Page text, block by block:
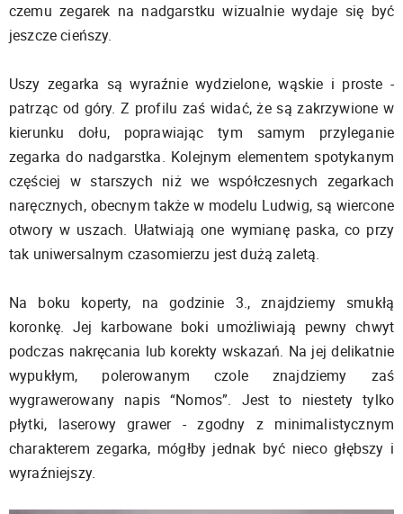
czemu zegarek na nadgarstku wizualnie wydaje się być
jeszcze cieńszy.
Uszy zegarka są wyraźnie wydzielone, wąskie i proste -
patrząc od góry. Z profilu zaś widać, że są zakrzywione w
kierunku dołu, poprawiając tym samym przyleganie
zegarka do nadgarstka. Kolejnym elementem spotykanym
częściej w starszych niż we współczesnych zegarkach
naręcznych, obecnym także w modelu Ludwig, są wiercone
otwory w uszach. Ułatwiają one wymianę paska, co przy
tak uniwersalnym czasomierzu jest dużą zaletą.
Na boku koperty, na godzinie 3., znajdziemy smukłą
koronkę. Jej karbowane boki umożliwiają pewny chwyt
podczas nakręcania lub korekty wskazań. Na jej delikatnie
wypukłym, polerowanym czole znajdziemy zaś
wygrawerowany napis “Nomos”. Jest to niestety tylko
płytki, laserowy grawer - zgodny z minimalistycznym
charakterem zegarka, mógłby jednak być nieco głębszy i
wyraźniejszy.